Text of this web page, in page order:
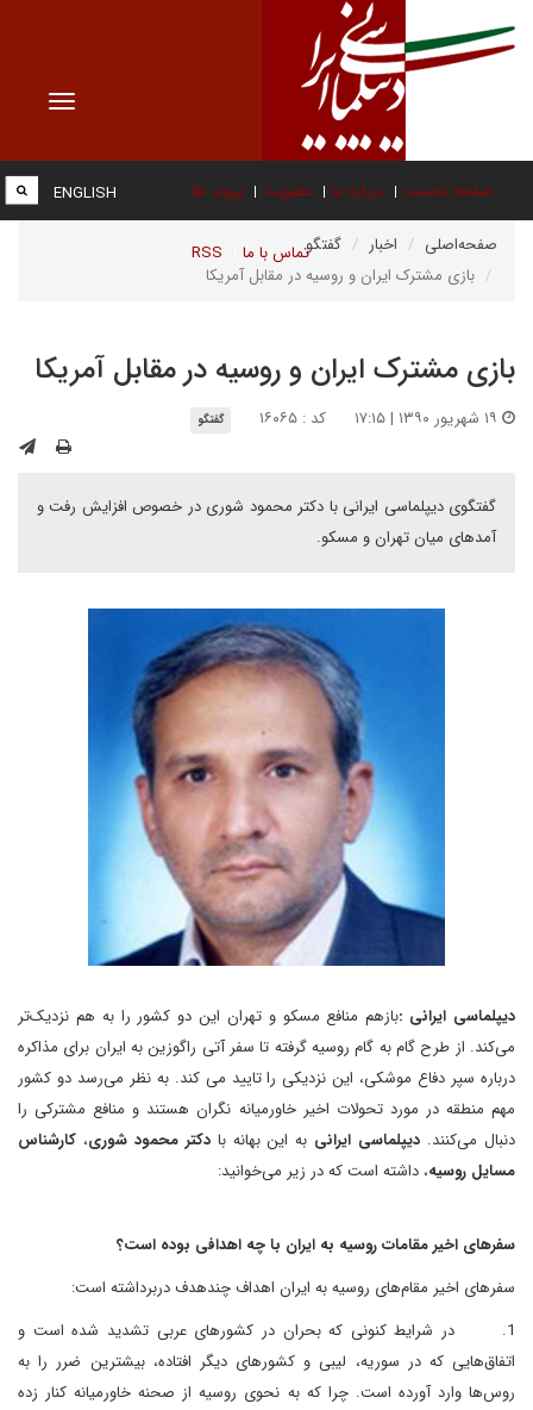
Toggle
صفحه نخست درباره ما عضویت پیوند ها
تماس با ما RSS
ENGLISH
صفحه‌اصلی اخبار
گفتگو
بازی مشترک ایران و روسیه در مقابل آمریکا
بازی مشترک ایران و روسیه در مقابل آمریکا
کد : ۱۶۰۶۵ گفتگو
گفتگوی دیپلماسی ایرانی با دکتر محمود شوری در خصوص افزایش رفت و
آمدهای میان تهران و مسکو.
دیپلماسی ایرانی :بازهم منافع مسکو و تهران این دو کشور را به هم نزدیک‌تر
می‌کند. از طرح گام به گام روسیه گرفته تا سفر آتی راگوزین به ایران برای مذاکره
درباره سپر دفاع موشکی، این نزدیکی را تایید می کند. به نظر می‌رسد دو کشور
مهم منطقه در مورد تحولات اخیر خاورمیانه نگران هستند و منافع مشترکی را
دنبال می‌کنند. دیپلماسی ایرانی به این بهانه بادکتر محمود شوری، کارشناس
مسایل روسیه، داشته است که در زیر می‌خوانید:
سفرهای اخیر مقامات روسیه به ایران با چه اهدافی بوده است؟
سفرهای اخیر مقام‌های روسیه به ایران اهداف چندهدف دربرداشته است:
1.
در شرایط کنونی که بحران‌ در کشورهای عربی تشدید شده است و
اتفاق‌هایی که در سوریه، لیبی و کشورهای دیگر افتاده، بیشترین ضرر را به
روس‌ها وارد آورده است. چرا که به نحوی روسیه از صحنه خاورمیانه کنار زده